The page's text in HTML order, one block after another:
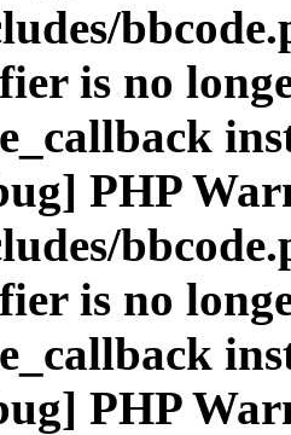
is no
PHP
is no
PHP